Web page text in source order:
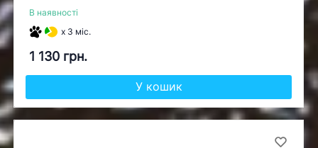
В наявності
x 3 міс.
1 130 грн.
У кошик